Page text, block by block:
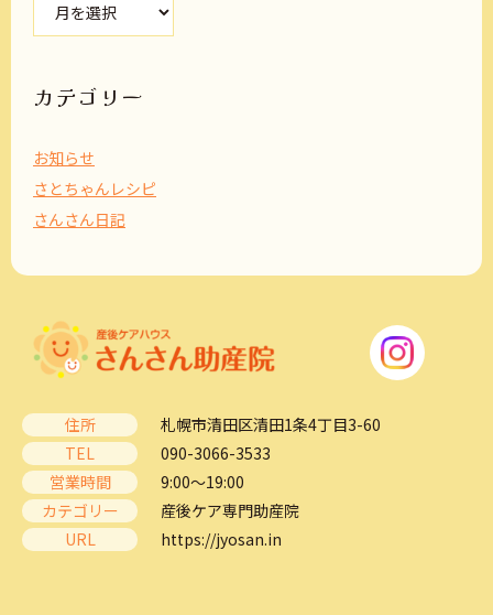
ブ
カテゴリー
お知らせ
さとちゃんレシピ
さんさん日記
住所
札幌市清田区清田1条4丁目3-60
TEL
090-3066-3533
営業時間
9:00～19:00
カテゴリー
産後ケア専門助産院
URL
https://jyosan.in